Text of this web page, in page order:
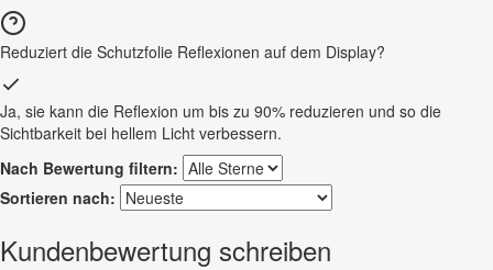
Reduziert die Schutzfolie Reflexionen auf dem Display?
Ja, sie kann die Reflexion um bis zu 90% reduzieren und so die
Sichtbarkeit bei hellem Licht verbessern.
Nach Bewertung filtern:
Sortieren nach:
Kundenbewertung schreiben